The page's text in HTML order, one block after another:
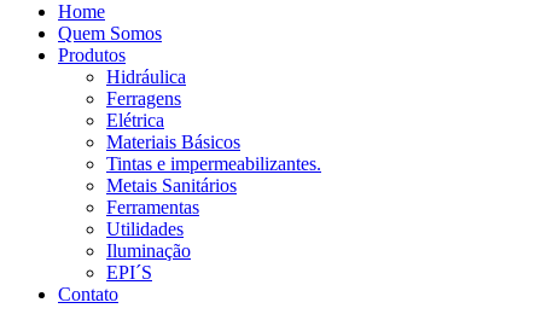
Home
Quem Somos
Produtos
Hidráulica
Ferragens
Elétrica
Materiais Básicos
Tintas e impermeabilizantes.
Metais Sanitários
Ferramentas
Utilidades
Iluminação
EPI´S
Contato